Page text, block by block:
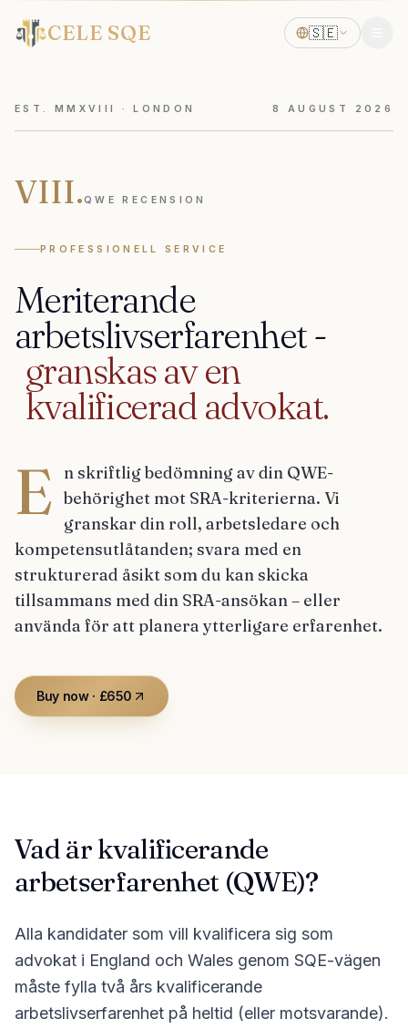
CELE SQE 🇸🇪
EST. MMXVIII · LONDON 8 AUGUST 2026
VIII.QWE RECENSION
PROFESSIONELL SERVICE
Meriterande
arbetslivserfarenhet-
granskasaven
kvalificeradadvokat.
E
n skriftlig bedömning av din QWE-
behörighet mot SRA-kriterierna. Vi
granskar din roll, arbetsledare och
kompetensutlåtanden; svara med en
strukturerad åsikt som du kan skicka
tillsammans med din SRA-ansökan – eller
använda för att planera ytterligare erfarenhet.
Buy now · £650
Vad är kvalificerande
arbetserfarenhet (QWE)?
Alla kandidater som vill kvalificera sig som
advokat i England och Wales genom SQE-vägen
måste fylla två års kvalificerande
arbetslivserfarenhet på heltid (eller motsvarande).